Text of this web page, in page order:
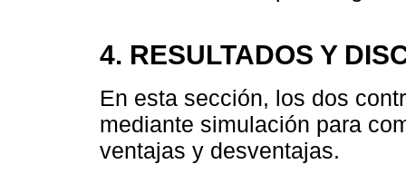
4. RESULTADOS Y
En esta sección, los dos
mediante simulación para
ventajas y desventajas.